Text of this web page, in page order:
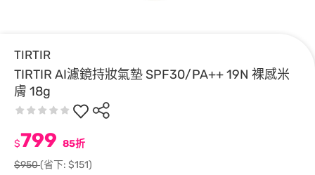
TIRTIR
TIRTIR AI濾鏡持妝氣墊 SPF30/PA++ 19N 裸感米
膚 18g
$799 85折
$950(省下: $151)